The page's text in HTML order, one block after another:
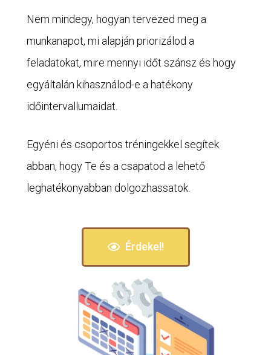
Nem mindegy, hogyan tervezed meg a
munkanapot, mi alapján priorizálod a
feladatokat, mire mennyi időt szánsz és hogy
egyáltalán kihasználod-e a hatékony
időintervallumaidat.
Egyéni és csoportos tréningekkel segítek
abban, hogy Te és a csapatod a lehető
leghatékonyabban dolgozhassatok.
Érdekel!